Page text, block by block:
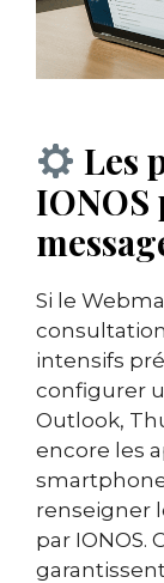
Les
IONOS
Si le
intensifs
configurer
Outlook,
encore les
renseigner
par IONOS.